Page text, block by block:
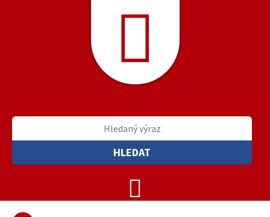
HLEDAT